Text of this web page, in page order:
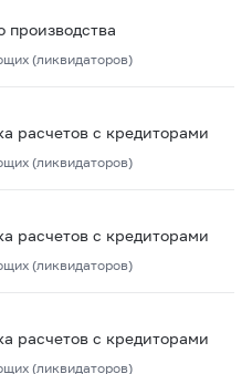
производства
(ликвидаторов)
расчетов с кредиторами
(ликвидаторов)
расчетов с кредиторами
(ликвидаторов)
расчетов с кредиторами
(ликвидаторов)